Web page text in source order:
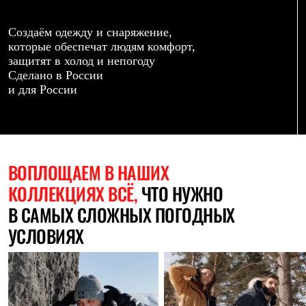
Среднее термобелье
Легкое термобелье
Лёгкая одежда
Футболки
Рубашки
Толстовки
Женская одежда
Брюки
Жилеты
Утепленная синтетикой
Куртки
Брюки
Штормовая одежда
Куртки
Софтшелл одежда
Куртки
Брюки
Лёгкая одежда
Создаём одежду и снаряжение,
которые обеспечат людям комфорт,
защитят в холод и непогоду
Сделано в России
и для России
ВОПЛОЩАЕМВ НАШИХ
КОЛЛЕКЦИЯХ ВСЁ,ЧТО НУЖНО
В САМЫХ СЛОЖНЫХ ПОГОДНЫХ
УСЛОВИЯХ